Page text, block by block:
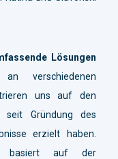
Lösungen
verschiedenen
uns auf den
Gründung des
erzielt haben.
basiert auf der